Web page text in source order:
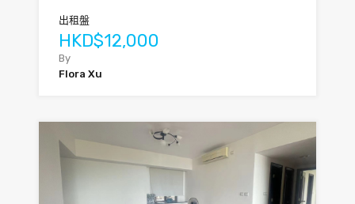
出租盤
HKD$12,000
By
Flora Xu